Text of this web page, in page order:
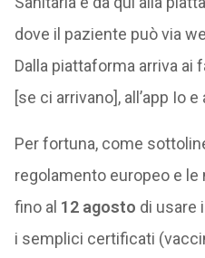
dove il paziente può via
Dalla piattaforma arriva
[se ci arrivano], all’app Io e
Per fortuna, come
regolamento europeo e
fino al 12 agosto di usare
i semplici certificati